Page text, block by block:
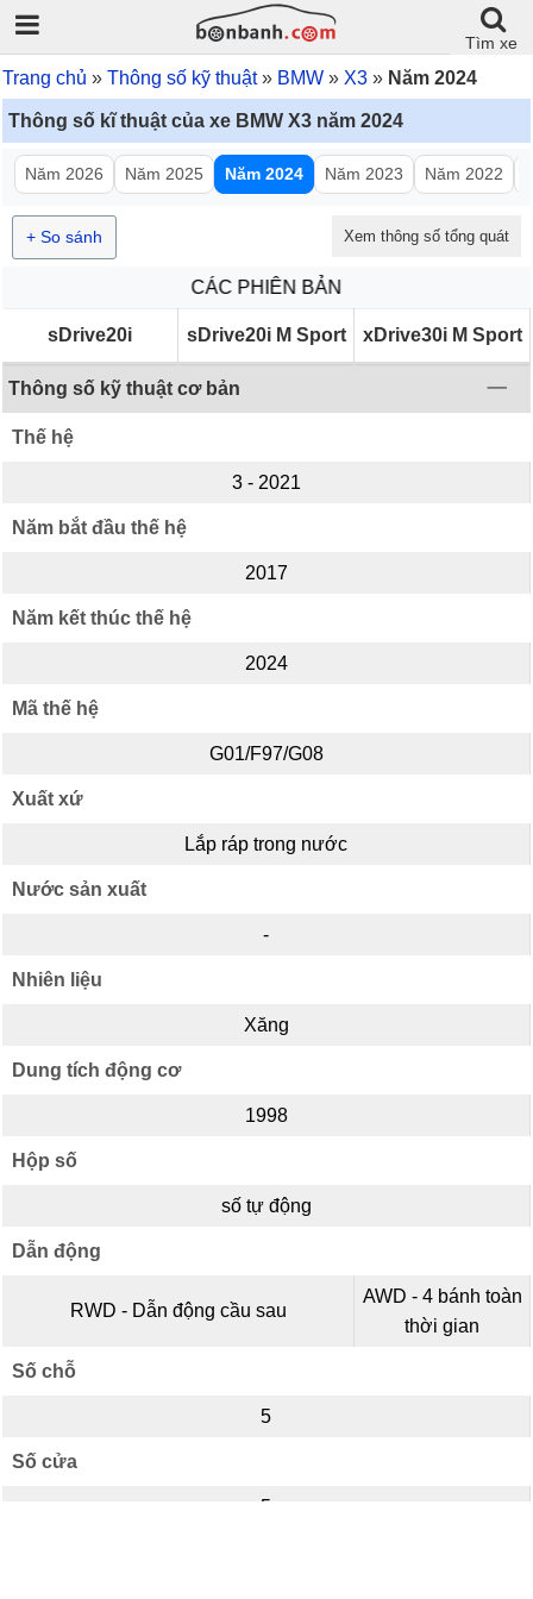
Tìm xe
Trang chủ Thông số kỹ thuật BMW X3 Năm 2024
Thông số kĩ thuật của xe BMW X3 năm 2024
Năm 2026 Năm 2025 Năm 2024 Năm 2023 Năm 2022
+ So sánh Xem thông số tổng quát
CÁC PHIÊN BẢN
sDrive20i sDrive20i M Sport xDrive30i M Sport
Thông số kỹ thuật cơ bản
Thế hệ
3 - 2021
Năm bắt đầu thế hệ
2017
Năm kết thúc thế hệ
2024
Mã thế hệ
G01/F97/G08
Xuất xứ
Lắp ráp trong nước
Nước sản xuất
-
Nhiên liệu
Xăng
Dung tích động cơ
1998
Hộp số
số tự động
Dẫn động
RWD - Dẫn động cầu sau
AWD - 4 bánh toàn
thời gian
Số chỗ
5
Số cửa
5